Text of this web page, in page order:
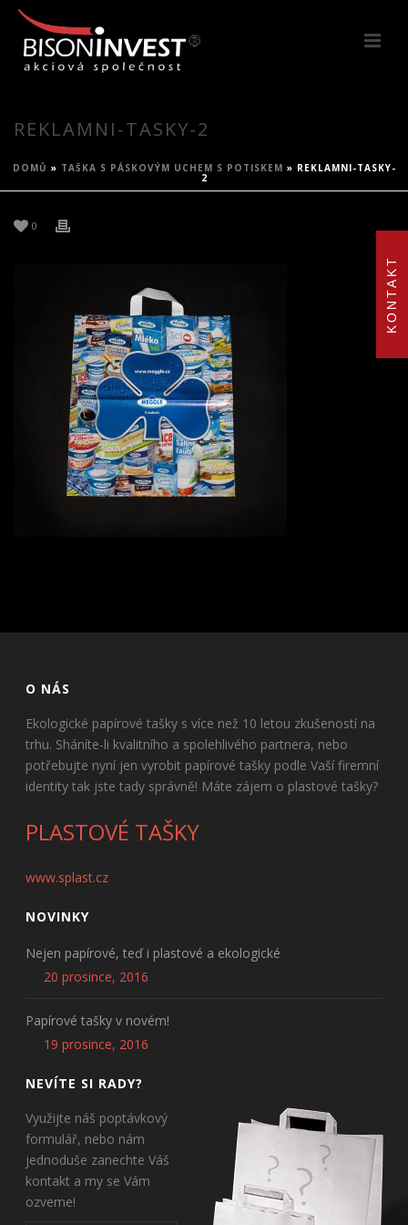
KONTAKT
REKLAMNI-TASKY-2
DOMŮ » TAŠKA S PÁSKOVÝM UCHEM S POTISKEM » REKLAMNI-TASKY-
2
0
O NÁS
Ekologické papírové tašky s více než 10 letou zkušeností na
trhu. Sháníte-li kvalitního a spolehlivého partnera, nebo
potřebujte nyní jen vyrobit papírové tašky podle Vaší firemní
identity tak jste tady správně! Máte zájem o plastové tašky?
PLASTOVÉ TAŠKY
www.splast.cz
NOVINKY
Nejen papírové, teď i plastové a ekologické
20 prosince, 2016
Papírové tašky v novém!
19 prosince, 2016
NEVÍTE SI RADY?
Využijte náš poptávkový
formulář, nebo nám
jednoduše zanechte Váš
kontakt a my se Vám
ozveme!